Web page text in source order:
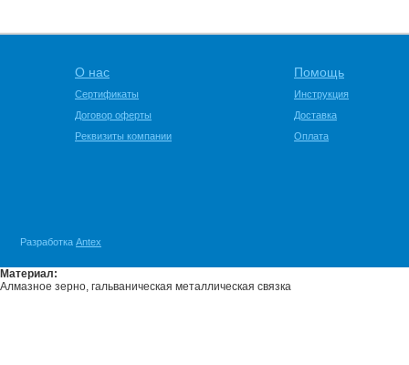
О нас
Сертификаты
Договор оферты
Реквизиты компании
Помощь
Инструкция
Доставка
Оплата
Разработка Antex
Материал:
Алмазное зерно, гальваническая металлическая связка